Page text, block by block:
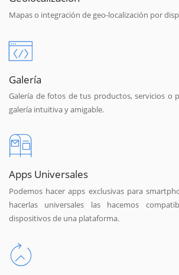
Mapas o integración de geo-localización por
Galería
Galería de fotos de tus productos, servicios o
galería intuitiva y amigable.
Apps Universales
Podemos hacer apps exclusivas para
hacerlas universales las hacemos
dispositivos de una plataforma.